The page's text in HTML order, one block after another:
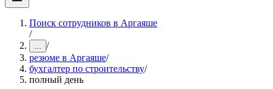
Поиск сотрудников в Аргаяше
/
... /
резюме в Аргаяше/
бухгалтер по строительству/
полный день